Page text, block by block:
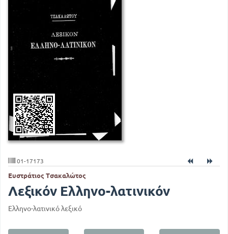
01-17173
Ευστράτιος Τσακαλώτος
Λεξικόν Ελληνο-λατινικόν
Ελληνο-λατινικό λεξικό